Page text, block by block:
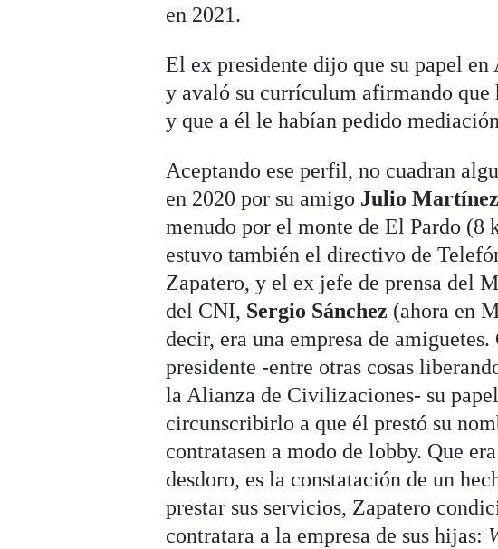
en 2021.
El ex presidente dijo que su papel
y avaló su currículum afirmando
y que a él le habían pedido
Aceptando ese perfil, no cuadran
en 2020 por su amigo Julio
menudo por el monte de El Pardo
estuvo también el directivo de
Zapatero, y el ex jefe de prensa del
del CNI, Sergio Sánchez (ahora en
decir, era una empresa de
presidente -entre otras cosas
la Alianza de Civilizaciones- su
circunscribirlo a que él prestó su
contratasen a modo de lobby. Que
desdoro, es la constatación de un
prestar sus servicios, Zapatero
contratara a la empresa de sus hijas: